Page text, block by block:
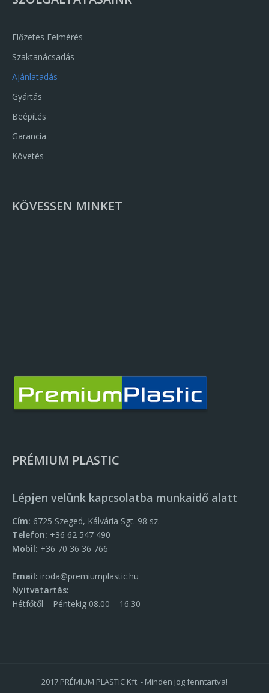
Előzetes Felmérés
Szaktanácsadás
Ajánlatadás
Gyártás
Beépítés
Garancia
Követés
KÖVESSEN MINKET
PRÉMIUM PLASTIC
Lépjen velünk kapcsolatba munkaidő alatt
Cím: 6725 Szeged, Kálvária Sgt. 98 sz.
Telefon: +36 62 547 490
Mobil: +36 70 36 36 766
Email: iroda@premiumplastic.hu
Nyitvatartás:
Hétfőtől – Péntekig 08.00 – 16.30
2017 PRÉMIUM PLASTIC Kft. - Minden jog fenntartva!